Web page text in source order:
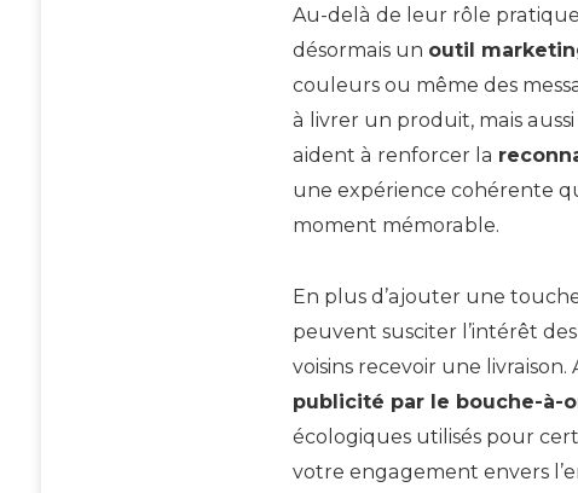
Au-delà de leur rôle
désormais un outil
couleurs ou même des
à livrer un produit, mais
aident à renforcer la
une expérience cohérente
moment mémorable.
En plus d’ajouter une
peuvent susciter l’intérêt
voisins recevoir une
publicité par le bouche-à-
écologiques utilisés pour
votre engagement envers